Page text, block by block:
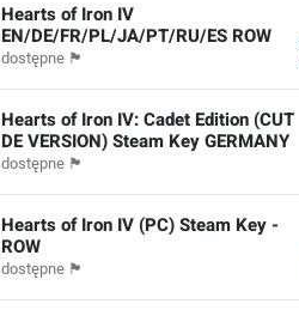
Hearts of Iron IV
EN/DE/FR/PL/JA/PT/RU/ES ROW
dostępne 🏴
Hearts of Iron IV: Cadet Edition (CUT
DE VERSION) Steam Key GERMANY
dostępne 🏴
Hearts of Iron IV (PC) Steam Key -
ROW
dostępne 🏴